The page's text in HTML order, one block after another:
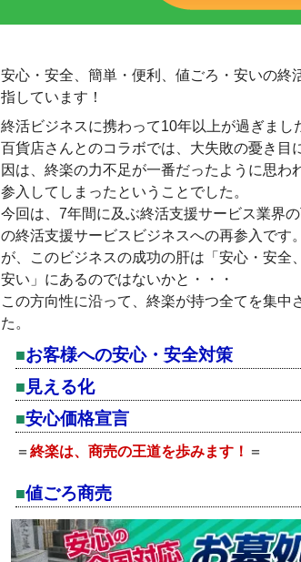
安心・安全、簡単・便利、値ごろ・安いの終
指しています！
終活ビジネスに携わって10年以上が過ぎまし
百貨店さんとのコラボでは、大失敗の憂き目
因は、終楽の力不足が一番だったように思わ
参入してしまったということでした。
今回は、7年間に及ぶ終活支援サービス業界
の終活支援サービスビジネスへの再参入です
が、このビジネスの成功の肝は「安心・安全
安い」にあるのではないかと・・・
この方向性に沿って、終楽が持つ全てを集中
た。
お客様への安心・安全対策
見える化
安心価格宣言
＝終楽は、商売の王道を歩みます！ ＝
値ごろ商売